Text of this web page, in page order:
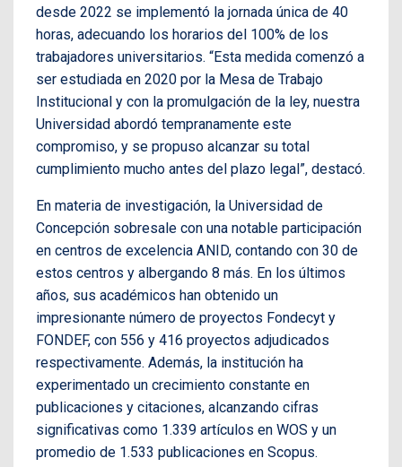
desde 2022 se implementó la jornada única de 40
horas, adecuando los horarios del 100% de los
trabajadores universitarios. “Esta medida comenzó a
ser estudiada en 2020 por la Mesa de Trabajo
Institucional y con la promulgación de la ley, nuestra
Universidad abordó tempranamente este
compromiso, y se propuso alcanzar su total
cumplimiento mucho antes del plazo legal”, destacó.
En materia de investigación, la Universidad de
Concepción sobresale con una notable participación
en centros de excelencia ANID, contando con 30 de
estos centros y albergando 8 más. En los últimos
años, sus académicos han obtenido un
impresionante número de proyectos Fondecyt y
FONDEF, con 556 y 416 proyectos adjudicados
respectivamente. Además, la institución ha
experimentado un crecimiento constante en
publicaciones y citaciones, alcanzando cifras
significativas como 1.339 artículos en WOS y un
promedio de 1.533 publicaciones en Scopus.